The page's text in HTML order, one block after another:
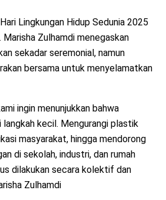
Lingkungan Hidup Sedunia 2025
Marisha Zulhamdi menegaskan
sekadar seremonial, namun
bersama untuk menyelamatkan
ingin menunjukkan bahwa
langkah kecil. Mengurangi plastik
masyarakat, hingga mendorong
di sekolah, industri, dan rumah
dilakukan secara kolektif dan
Zulhamdi